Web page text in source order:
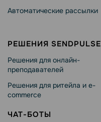
Автоматические рассылки
РЕШЕНИЯ SENDPULSE
Решения для онлайн-
преподавателей
Решения для ритейла и e-
commerce
ЧАТ-БОТЫ